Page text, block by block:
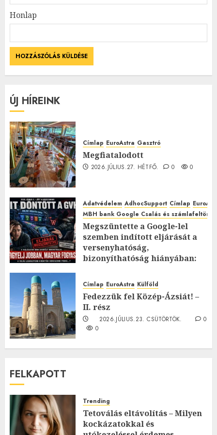
Honlap
ÚJ HÍREINK
Címlap EuroAstra Gasztró
Megfiatalodott
2026.JÚLIUS.27. HÉTFŐ. 0 0
Adatvédelem AdhocSupport Címlap
MBH bank Google Csalás és
Megszüntette a Google-lel
szemben indított eljárását a
versenyhatóság,
bizonyíthatóság hiányában:
2026.JÚLIUS.23. CSÜTÖRTÖK.
0
Címlap EuroAstra Külföld
Fedezzük fel Közép-Ázsiát! –
II. rész
2026.JÚLIUS.23. CSÜTÖRTÖK.
0
0
FELKAPOTT
Trending
Tetoválás eltávolítás – Milyen
kockázatokkal és